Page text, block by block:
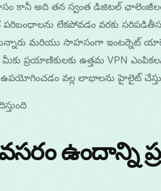
కానీ అది తన స్వంత డిజిటల్
పరిబంధాలను లేకపోవడం వరకు
మరియు సాహసంగా ఇంటర్నెట్
ప్రయాణికులకు ఉత్తమ VPN
వల్ల లాభాలను హైలైట్
ఉందాన్ని